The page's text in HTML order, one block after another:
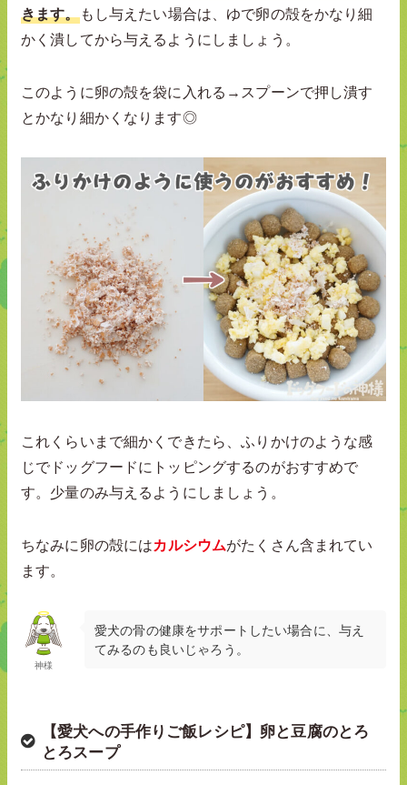
きます。もし与えたい場合は、ゆで卵の殻をかなり細
かく潰してから与えるようにしましょう。
このように卵の殻を袋に入れる→スプーンで押し潰す
とかなり細かくなります◎
これくらいまで細かくできたら、ふりかけのような感
じでドッグフードにトッピングするのがおすすめで
す。少量のみ与えるようにしましょう。
ちなみに卵の殻にはカルシウムがたくさん含まれてい
ます。
神様
愛犬の骨の健康をサポートしたい場合に、与え
てみるのも良いじゃろう。
【愛犬への手作りご飯レシピ】卵と豆腐のとろ
とろスープ